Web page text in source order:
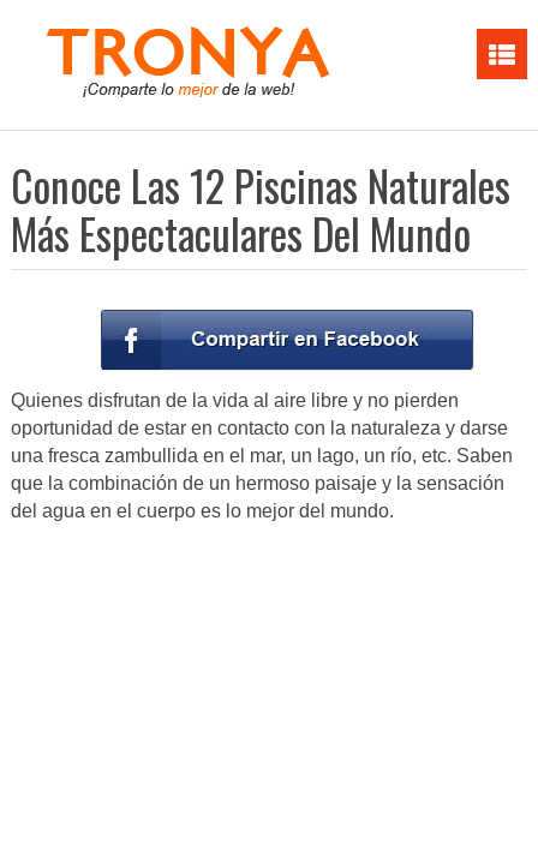
Conoce Las 12 Piscinas Naturales
Más Espectaculares Del Mundo
Quienes disfrutan de la vida al aire libre y no pierden
oportunidad de estar en contacto con la naturaleza y darse
una fresca zambullida en el mar, un lago, un río, etc. Saben
que la combinación de un hermoso paisaje y la sensación
del agua en el cuerpo es lo mejor del mundo.